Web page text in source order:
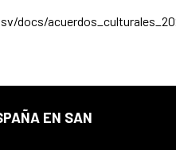
docs/
EN SAN